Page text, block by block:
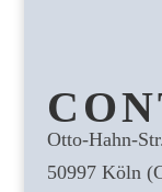
Otto-Hahn-
50997 Köln